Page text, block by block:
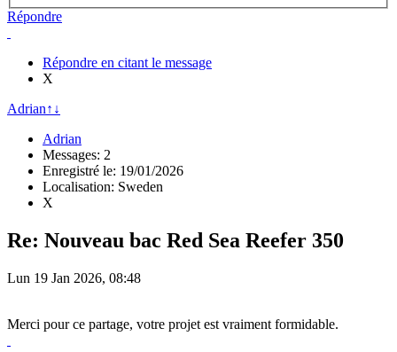
Répondre
Répondre en citant le message
X
Adrian↑ ↓
Adrian
Messages: 2
Enregistré le: 19/01/2026
Localisation: Sweden
X
Re: Nouveau bac Red Sea Reefer 350
Lun 19 Jan 2026, 08:48
Merci pour ce partage, votre projet est vraiment formidable.